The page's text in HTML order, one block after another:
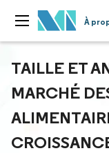
À
TAILLE ET
MARCHÉ